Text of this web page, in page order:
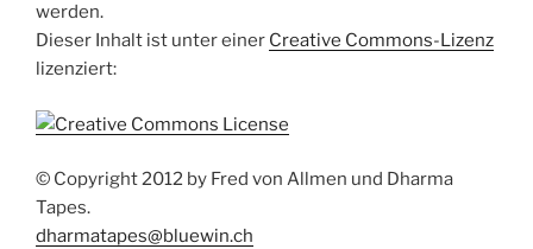
werden.
Dieser Inhalt ist unter einer Creative Commons-Lizenz
lizenziert:
© Copyright 2012 by Fred von Allmen und Dharma
Tapes.
dharmatapes@bluewin.ch